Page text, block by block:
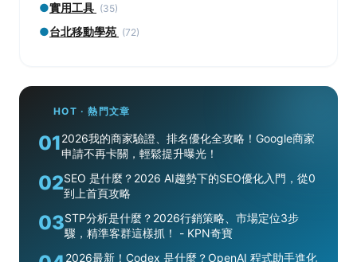
●實用工具 (35)
●台北移動學苑 (72)
HOT · 熱門文章
012026我的商家驗證、排名優化全攻略！Google商家
申請不再卡關，輕鬆提升曝光！
02SEO 是什麼？2026 AI趨勢下的SEO優化入門，從0
到上首頁攻略
03STP分析是什麼？2026行銷策略、市場定位3步
驟，精準客群這樣抓！ - KPN奇寶
2026最新！Codex 是什麼？OpenAI 程式助手進化